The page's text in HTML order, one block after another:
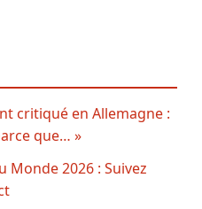
critiqué en Allemagne :
que… »
Monde 2026 : Suivez